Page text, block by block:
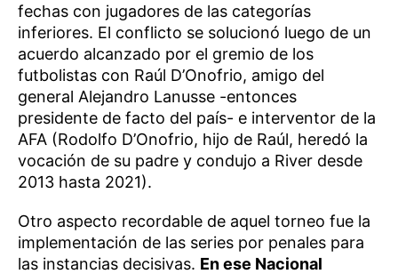
fechas con jugadores de las categorías
inferiores. El conflicto se solucionó luego de un
acuerdo alcanzado por el gremio de los
futbolistas con Raúl D’Onofrio, amigo del
general Alejandro Lanusse -entonces
presidente de facto del país- e interventor de la
AFA (Rodolfo D’Onofrio, hijo de Raúl, heredó la
vocación de su padre y condujo a River desde
2013 hasta 2021).
Otro aspecto recordable de aquel torneo fue la
implementación de las series por penales para
las instancias decisivas. En ese Nacional